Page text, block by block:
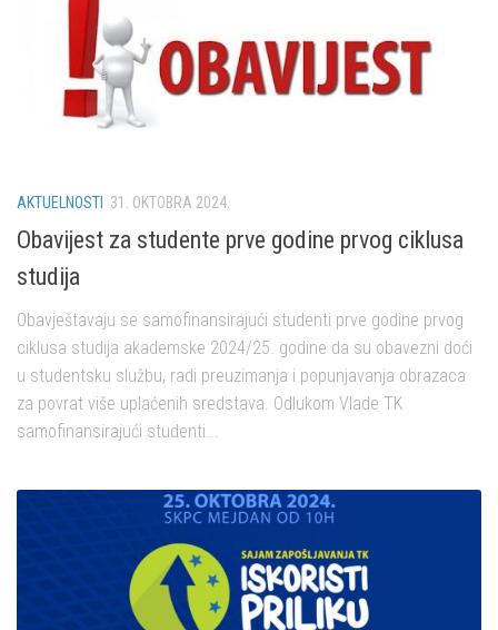
AKTUELNOSTI 31. OKTOBRA 2024.
Obavijest za studente prve godine prvog ciklusa
studija
Obavještavaju se samofinansirajući studenti prve godine prvog
ciklusa studija akademske 2024/25. godine da su obavezni doći
u studentsku službu, radi preuzimanja i popunjavanja obrazaca
za povrat više uplaćenih sredstava. Odlukom Vlade TK
samofinansirajući studenti...